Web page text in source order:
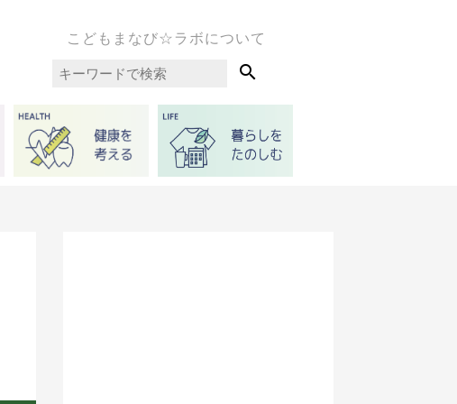
こどもまなび☆ラボについて
